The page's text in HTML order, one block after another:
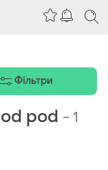
pod -1
Фільтри